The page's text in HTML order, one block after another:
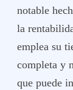
notable
la
emplea su
completa y
que puede